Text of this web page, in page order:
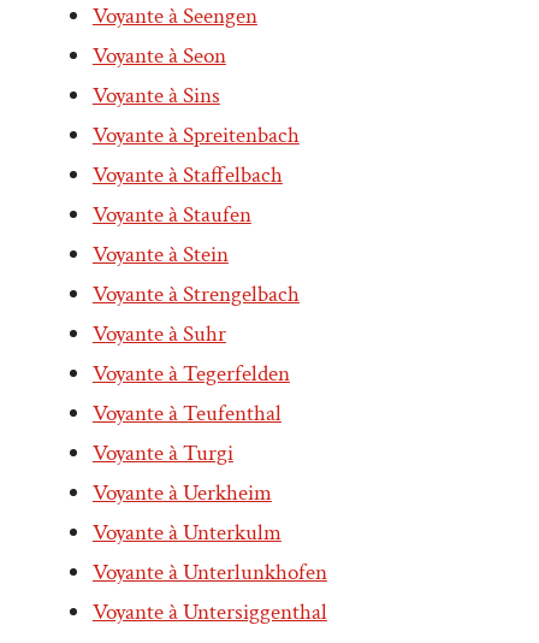
Voyante à Seengen
Voyante à Seon
Voyante à Sins
Voyante à Spreitenbach
Voyante à Staffelbach
Voyante à Staufen
Voyante à Stein
Voyante à Strengelbach
Voyante à Suhr
Voyante à Tegerfelden
Voyante à Teufenthal
Voyante à Turgi
Voyante à Uerkheim
Voyante à Unterkulm
Voyante à Unterlunkhofen
Voyante à Untersiggenthal